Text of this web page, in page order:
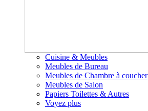
Cuisine & Meubles
Meubles de Bureau
Meubles de Chambre à coucher
Meubles de Salon
Papiers Toilettes & Autres
Voyez plus